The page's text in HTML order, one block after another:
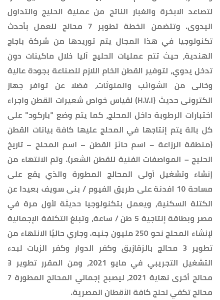
لتصاعد الابخرة والغبار الناتج من عملية الحليج والتداول
اليدوى. وتتضمن الخطة تطوير 7 محالج للعمل بأحدث
تكنولوجيا في هذا المجال يتم توريدها من شركة باجاج
الهندية، حيث تتم عمليات الحليج آليا خلال ماكينات دون
تدخل يدوي، لتوفير القطن الخام اللازم للصناعة بجودة عالية
وخالى من الشوائب والملوثات، فضلا عن توافر جهاز
الكترونى حديث (H.V.I) لقياس خواص شعيرات القطن واجراء
اختبارات الرطوبة داخل المحلج، كما يتم وضع "باركود" على
كل بالة يتم إنتاجها في المحلج عليها كافة بيانات القطن
(منطقة الرزاعة – اسم حائز القطن – اسم المحلج – تاريخ
الحليج – المواصفات الفنية للقطن الشعر). وتم الانتهاء من
إنشاء وتشغيل أولى المحالج المطورة والذي يقع على
مساحة 10 افدنة على طريق الفيوم / بنى سويف بعيدا عن
الكتلة السكنية، ويعمل بتكنولوجيا حديثة لأول مرة في
مصر وبطاقة إنتاجية 5 طن / ساعة، وتبلغ التكلفة الإجمالية
لإنشاء المحلج نحو 250 مليون جنيه. وجاري حاليًا الانتهاء من
تطوير 3 محالج بالزقازيق وكفر الدوار وكفر الزيات لبدء
التشغيل التجريبي في مايو 2021، ومن المقرر تطوير 3
محالج أخرى نهاية 2021، ليصبح إجمالي المحالج المطورة 7
محالج تكفي لحلج كافة الأقطان المصرية.